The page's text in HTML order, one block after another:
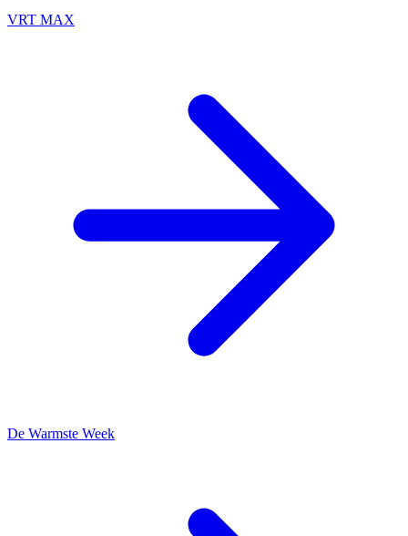
VRT MAX
De Warmste Week